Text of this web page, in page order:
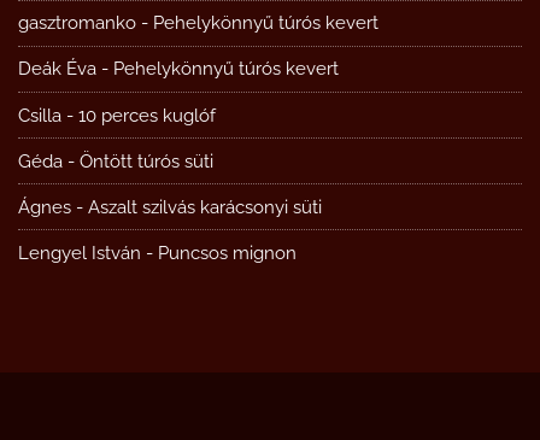
gasztromanko - Pehelykönnyű túrós kevert
Deák Éva - Pehelykönnyű túrós kevert
Csilla - 10 perces kuglóf
Géda - Öntött túrós süti
Ágnes - Aszalt szilvás karácsonyi süti
Lengyel István - Puncsos mignon